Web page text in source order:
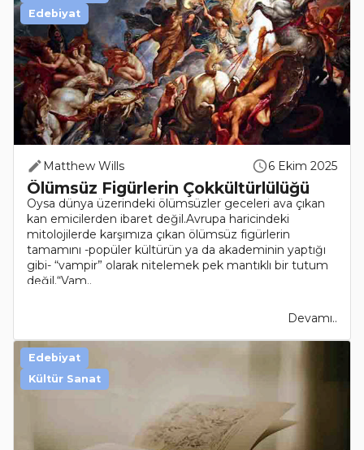
Matthew Wills 6 Ekim 2025
Ölümsüz Figürlerin Çokkültürlülüğü
Oysa dünya üzerindeki ölümsüzler geceleri ava çıkan
kan emicilerden ibaret değil.Avrupa haricindeki
mitolojilerde karşımıza çıkan ölümsüz figürlerin
tamamını -popüler kültürün ya da akademinin yaptığı
gibi- “vampir” olarak nitelemek pek mantıklı bir tutum
değil.“Vam..
Devamı..
Edebiyat
Edebiyat
Kültür Sanat